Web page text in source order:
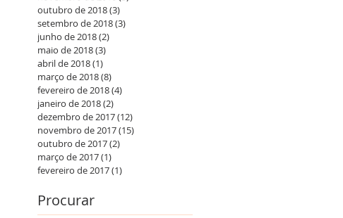
outubro de 2018(3)
setembro de 2018(3)
junho de 2018(2)
maio de 2018(3)
abril de 2018(1)
março de 2018(8)
fevereiro de 2018(4)
janeiro de 2018(2)
dezembro de 2017(12)
novembro de 2017(15)
outubro de 2017(2)
março de 2017(1)
fevereiro de 2017(1)
Procurar